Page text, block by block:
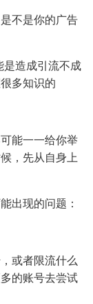
不是你的广告
造成引流不成
多知识的
能一一给你举
，先从自身上
出现的问题：
或者限流什么
的账号去尝试